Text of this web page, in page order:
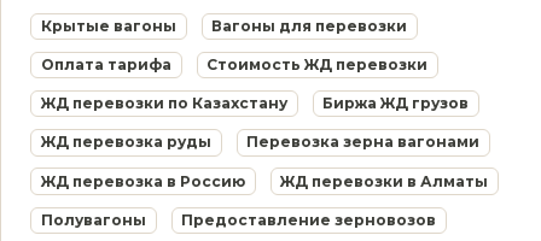
Крытые вагоны Вагоны для перевозки
Оплата тарифа Стоимость ЖД перевозки
ЖД перевозки по Казахстану Биржа ЖД грузов
ЖД перевозка руды Перевозка зерна вагонами
ЖД перевозка в Россию ЖД перевозки в Алматы
Полувагоны Предоставление зерновозов